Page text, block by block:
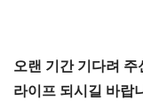
오랜 기간 기다려
라이프 되시길 바랍